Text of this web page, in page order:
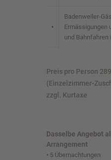
•
Badenweiler-
Ermässigungen
und Bahnfahren
Preis pro Person
(Einzelzimmer-
zzgl. Kurtaxe
Dasselbe Angebot
Arrangement
• 5 Übernachtungen